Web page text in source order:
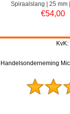
Spiraalslang | 25 mm
€54,00
Handelsonderneming